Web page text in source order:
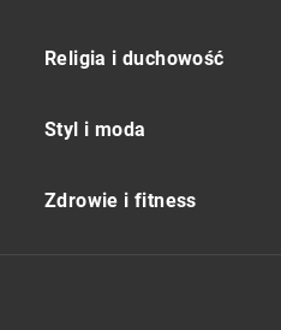
Religia i duchowość
Styl i moda
Zdrowie i fitness